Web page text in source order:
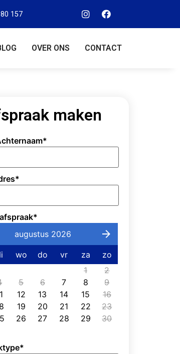
157
OVER ONS CONTACT
maken
*
*
*
augustus 2026
wo do vr za
zo
1
2
5 6 7 8
9
12 13 14 15
16
19 20 21 22
23
26 27 28 29
30
*